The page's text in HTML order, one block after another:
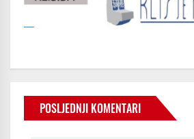
POSLJEDNJI KOMENTARI